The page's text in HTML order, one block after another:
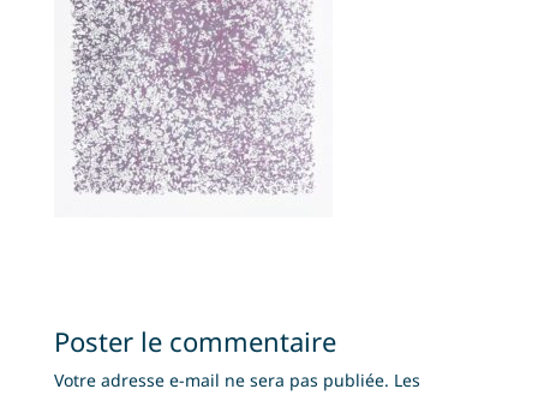
Poster le commentaire
Votre adresse e-mail ne sera pas publiée. Les